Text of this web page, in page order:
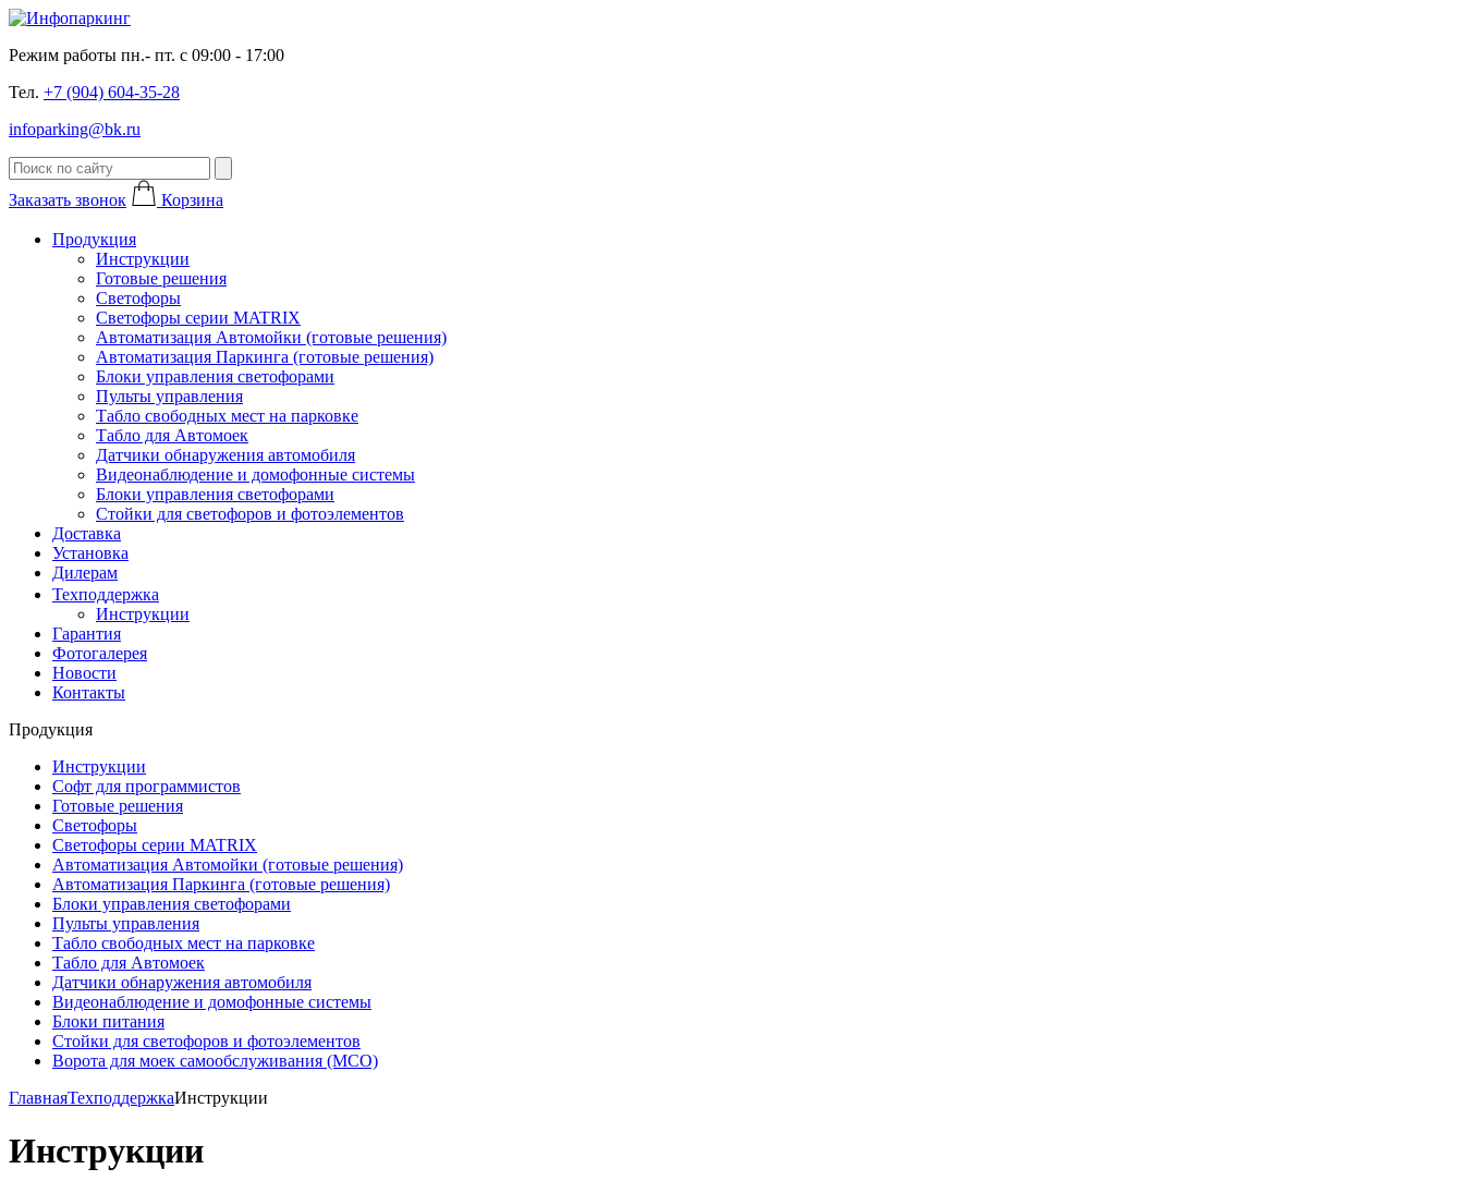
Режим работы пн.- пт. с 09:00 - 17:00
Тел. +7 (904) 604-35-28
infoparking@bk.ru
Заказать звонок Корзина
Продукция
Инструкции
Готовые решения
Светофоры
Светофоры серии MATRIX
Автоматизация Автомойки (готовые решения)
Автоматизация Паркинга (готовые решения)
Блоки управления светофорами
Пульты управления
Табло свободных мест на парковке
Табло для Автомоек
Датчики обнаружения автомобиля
Видеонаблюдение и домофонные системы
Блоки управления светофорами
Стойки для светофоров и фотоэлементов
Доставка
Установка
Дилерам
Техподдержка
Инструкции
Гарантия
Фотогалерея
Новости
Контакты
Продукция
Инструкции
Софт для программистов
Готовые решения
Светофоры
Светофоры серии MATRIX
Автоматизация Автомойки (готовые решения)
Автоматизация Паркинга (готовые решения)
Блоки управления светофорами
Пульты управления
Табло свободных мест на парковке
Табло для Автомоек
Датчики обнаружения автомобиля
Видеонаблюдение и домофонные системы
Блоки питания
Стойки для светофоров и фотоэлементов
Ворота для моек самообслуживания (МСО)
ГлавнаяТехподдержкаИнструкции
Инструкции